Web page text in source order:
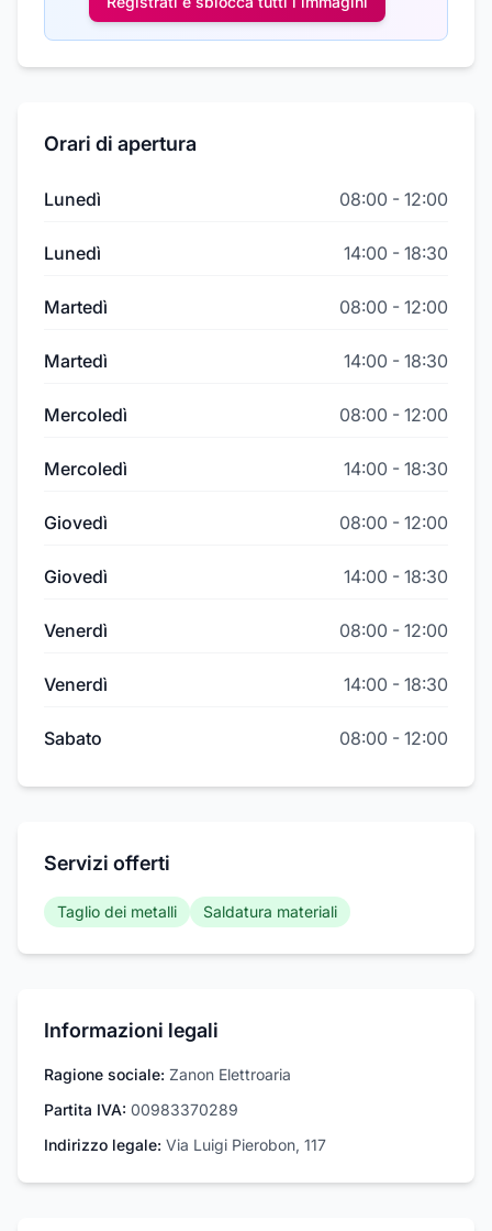
Orari di apertura
Lunedì 08:00 - 12:00
Lunedì 14:00 - 18:30
Martedì 08:00 - 12:00
Martedì 14:00 - 18:30
Mercoledì 08:00 - 12:00
Mercoledì 14:00 - 18:30
Giovedì 08:00 - 12:00
Giovedì 14:00 - 18:30
Venerdì 08:00 - 12:00
Venerdì 14:00 - 18:30
Sabato 08:00 - 12:00
Servizi offerti
Taglio dei metalli Saldatura materiali
Informazioni legali
Ragione sociale: Zanon Elettroaria
Partita IVA: 00983370289
Indirizzo legale: Via Luigi Pierobon, 117